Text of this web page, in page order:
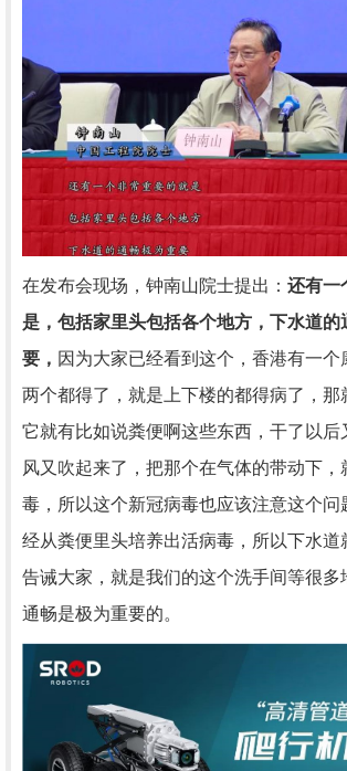
在发布会现场，钟南山院士提出： 还有一
是，包括家里头包括各个地方，下水道的
要， 因为大家已经看到这个，香港有一个
两个都得了，就是上下楼的都得病了，那
它就有比如说粪便啊这些东西，干了以后
风又吹起来了，把那个在气体的带动下，
毒，所以这个新冠病毒也应该注意这个问
经从粪便里头培养出活病毒，所以下水道
告诫大家，就是我们的这个洗手间等很多
通畅是极为重要的。